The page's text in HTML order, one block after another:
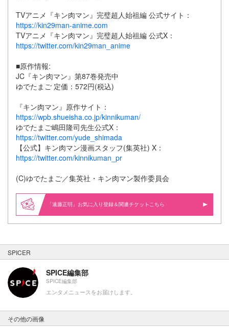
TVアニメ『キン肉マン』完璧超人始祖編 公式サイト：
https://kin29man-anime.com
TVアニメ『キン肉マン』完璧超人始祖編 公式X：
https://twitter.com/kin29man_anime
■原作情報:
JC『キン肉マン』第87巻発売中
ゆでたまご 定価：572円(税込)
『キン肉マン』原作サイト：
https://wpb.shueisha.co.jp/kinnikuman/
ゆでたまご嶋田隆司先生公式X：
https://twitter.com/yude_shimada
【公式】キン肉マン漫画スタッフ(集英社) X：
https://twitter.com/kinnikuman_pr
(C)ゆでたまご／集英社・キン肉マン製作委員会
「遠藤正明」お気に入り登録＆関連 こちら
SPICER
SPICE編集部
SPICE編集部
エンタメニュースをお届けします。
その他の画像